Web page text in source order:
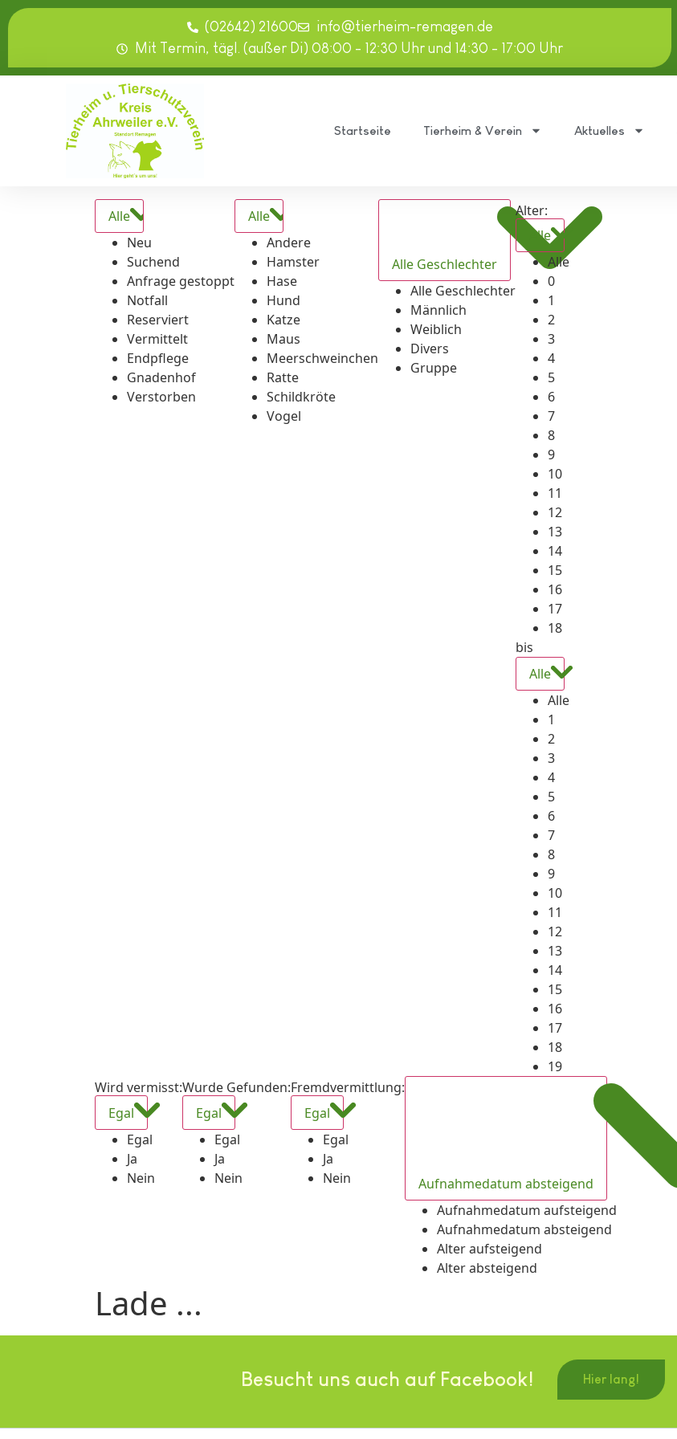
springen
(02642) 21600
info@tierheim-remagen.de
Mit Termin, tägl. (außer Di) 08:00 - 12:30 Uhr und 14:30 - 17:00 Uhr
Startseite Tierheim & Verein Aktuelles
Alle
Neu
Suchend
Anfrage gestoppt
Notfall
Reserviert
Vermittelt
Endpflege
Gnadenhof
Verstorben
Alle
Andere
Hamster
Hase
Hund
Katze
Maus
Meerschweinchen
Ratte
Schildkröte
Vogel
Alle Geschlechter
Alle Geschlechter
Männlich
Weiblich
Divers
Gruppe
Alter:
Alle
Alle
0
1
2
3
4
5
6
7
8
9
10
11
12
13
14
15
16
17
18
bis
Alle
Alle
1
2
3
4
5
6
7
8
9
10
11
12
13
14
15
16
17
18
19
Wird vermisst:
Egal
Egal
Ja
Nein
Wurde Gefunden:
Egal
Egal
Ja
Nein
Fremdvermittlung:
Egal
Egal
Ja
Nein
Aufnahmedatum absteigend
Aufnahmedatum aufsteigend
Aufnahmedatum absteigend
Alter aufsteigend
Alter absteigend
Lade ...
Besucht uns auch auf Facebook! Hier lang!